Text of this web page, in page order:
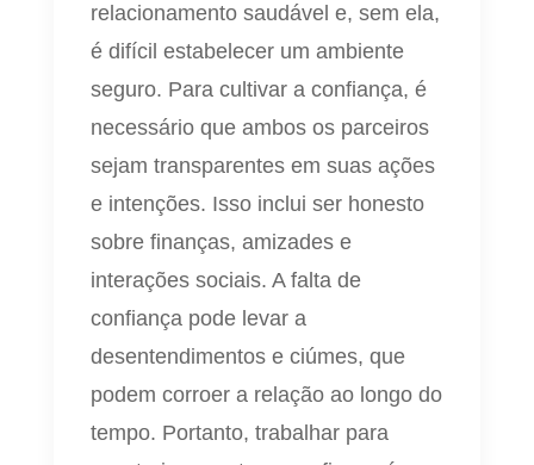
relacionamento saudável e, sem ela,
é difícil estabelecer um ambiente
seguro. Para cultivar a confiança, é
necessário que ambos os parceiros
sejam transparentes em suas ações
e intenções. Isso inclui ser honesto
sobre finanças, amizades e
interações sociais. A falta de
confiança pode levar a
desentendimentos e ciúmes, que
podem corroer a relação ao longo do
tempo. Portanto, trabalhar para